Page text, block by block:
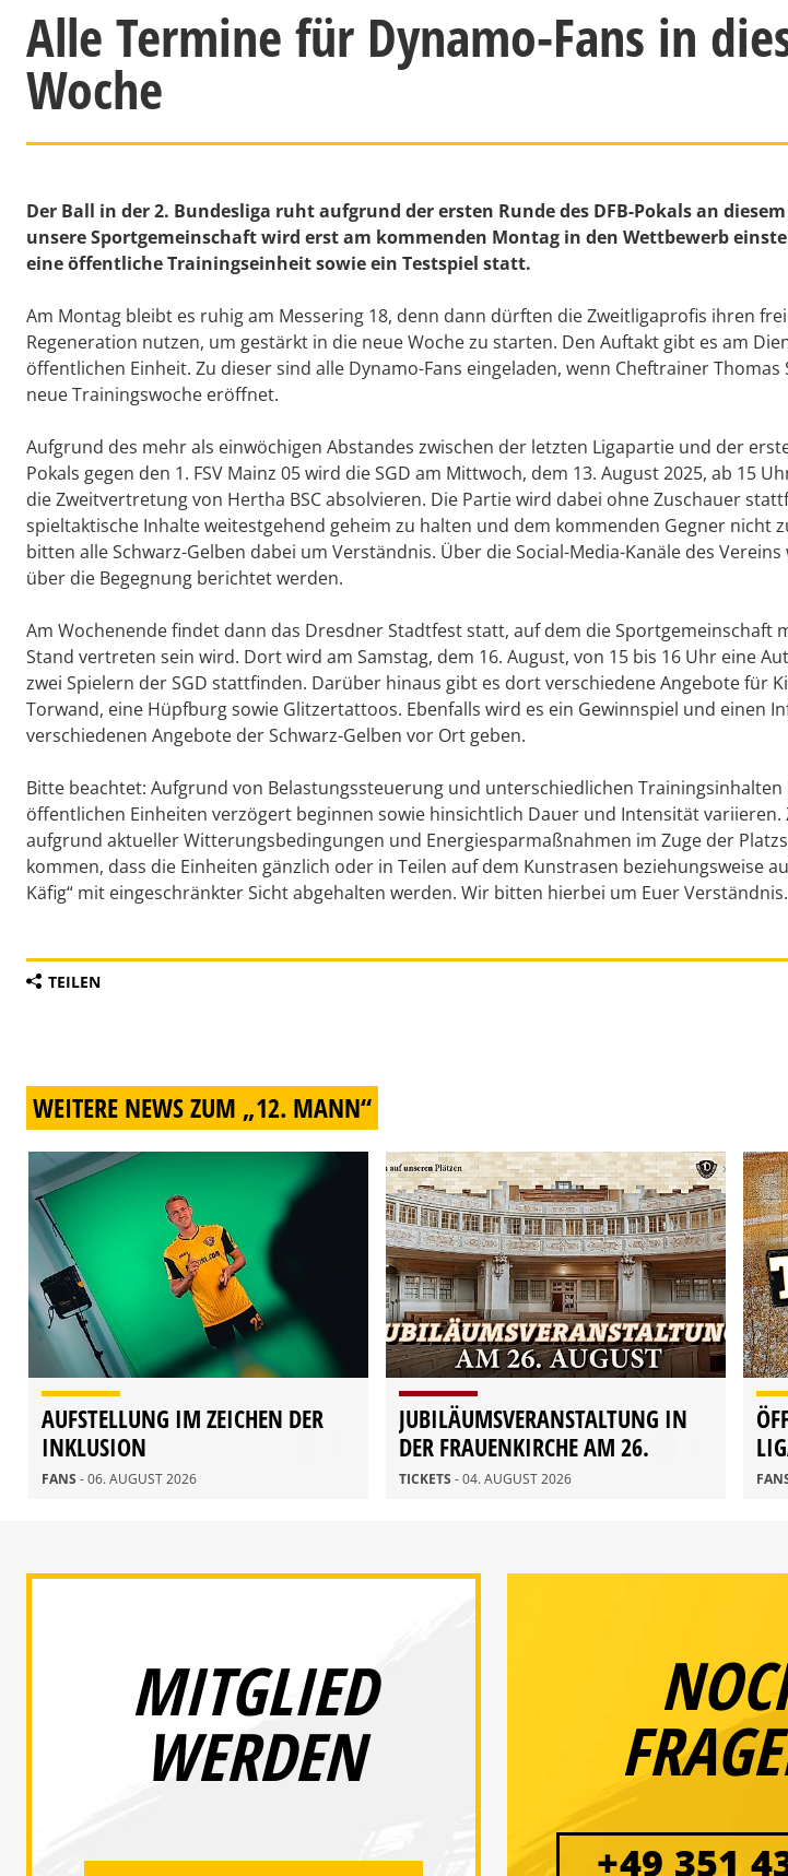
Alle Termine für Dynamo-Fans in
Woche
Der Ball in der 2. Bundesliga ruht aufgrund der ersten Runde des DFB-Pokals an
unsere Sportgemeinschaft wird erst am kommenden Montag in den Wettbewerb
eine öffentliche Trainingseinheit sowie ein Testspiel statt.
Am Montag bleibt es ruhig am Messering 18, denn dann dürften die Zweitligaprofis ihren
Regeneration nutzen, um gestärkt in die neue Woche zu starten. Den Auftakt gibt es am
öffentlichen Einheit. Zu dieser sind alle Dynamo-Fans eingeladen, wenn Cheftrainer Thomas
neue Trainingswoche eröffnet.
Aufgrund des mehr als einwöchigen Abstandes zwischen der letzten Ligapartie und der
Pokals gegen den 1. FSV Mainz 05 wird die SGD am Mittwoch, dem 13. August 2025, ab 15
die Zweitvertretung von Hertha BSC absolvieren. Die Partie wird dabei ohne Zuschauer
spieltaktische Inhalte weitestgehend geheim zu halten und dem kommenden Gegner nicht
bitten alle Schwarz-Gelben dabei um Verständnis. Über die Social-Media-Kanäle des
über die Begegnung berichtet werden.
Am Wochenende findet dann das Dresdner Stadtfest statt, auf dem die Sportgemeinschaft
Stand vertreten sein wird. Dort wird am Samstag, dem 16. August, von 15 bis 16 Uhr eine
zwei Spielern der SGD stattfinden. Darüber hinaus gibt es dort verschiedene Angebote für
Torwand, eine Hüpfburg sowie Glitzertattoos. Ebenfalls wird es ein Gewinnspiel und einen
verschiedenen Angebote der Schwarz-Gelben vor Ort geben.
Bitte beachtet: Aufgrund von Belastungssteuerung und unterschiedlichen Trainingsinhalten
öffentlichen Einheiten verzögert beginnen sowie hinsichtlich Dauer und Intensität variieren.
aufgrund aktueller Witterungsbedingungen und Energiesparmaßnahmen im Zuge der
kommen, dass die Einheiten gänzlich oder in Teilen auf dem Kunstrasen beziehungsweise
Käfig“ mit eingeschränkter Sicht abgehalten werden. Wir bitten hierbei um Euer Verständnis.
TEILEN
WEITERE NEWS ZUM „12. MANN“
AUFSTELLUNG IM ZEICHEN DER
INKLUSION
FANS - 06. AUGUST 2026
JUBILÄUMSVERANSTALTUNG IN
DER FRAUENKIRCHE AM 26.
AUGUST
TICKETS - 04. AUGUST 2026
MITGLIED
WERDEN
+49 351